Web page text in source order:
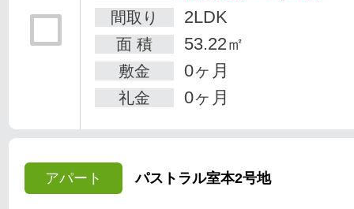
間取り
2LDK
面 積 53.22㎡
敷金 0ヶ月
礼金 0ヶ月
アパート パストラル室本2号地